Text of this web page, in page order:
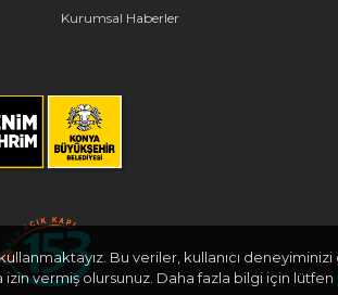
Kurumsal Haberler
Bu veriler, kullanıcı
vermiş olursunuz. Daha fazla bilgi için lütfen